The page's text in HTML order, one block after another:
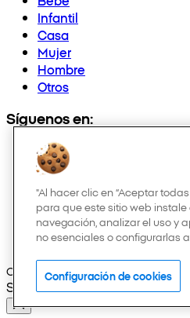
Infantil
Casa
Mujer
Hombre
Otros
Síguenos en:
Copyright © 2026 Pepco. Todos
Selected Language:
"Al hacer clic en “Aceptar
para que este sitio web
navegación, analizar el uso y
no esenciales o configurarlas
Configuración de cookies